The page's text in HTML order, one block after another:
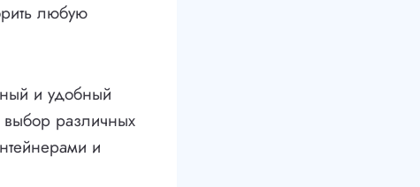
любую
и удобный
различных
и